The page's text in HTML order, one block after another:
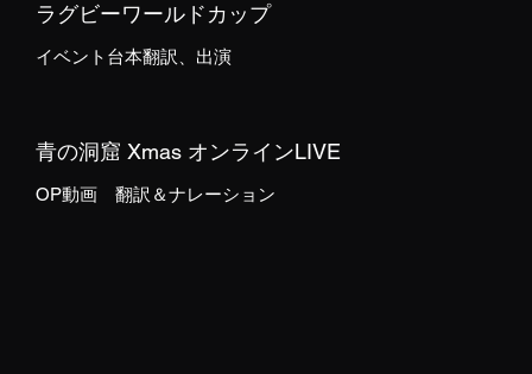
ラグビーワールドカップ
イベント台本翻訳、出演
青の洞窟 Xmas オンラインLIVE
OP動画 翻訳＆ナレーション